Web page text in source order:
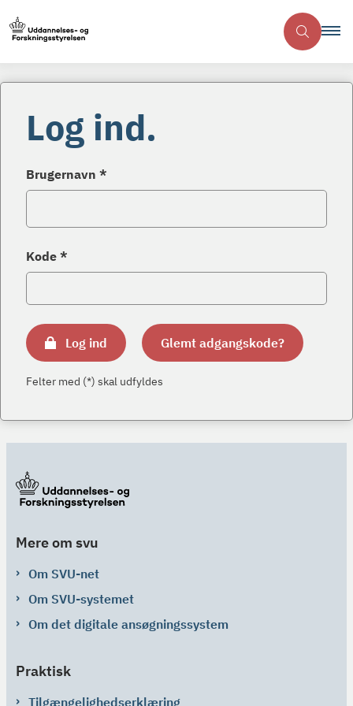
Log ind.
Brugernavn *
Kode *
Log ind Glemt adgangskode?
Felter med (*) skal udfyldes
Mere om svu
Om SVU-net
Om SVU-systemet
Om det digitale ansøgningssystem
Praktisk
Tilgængelighedserklæring